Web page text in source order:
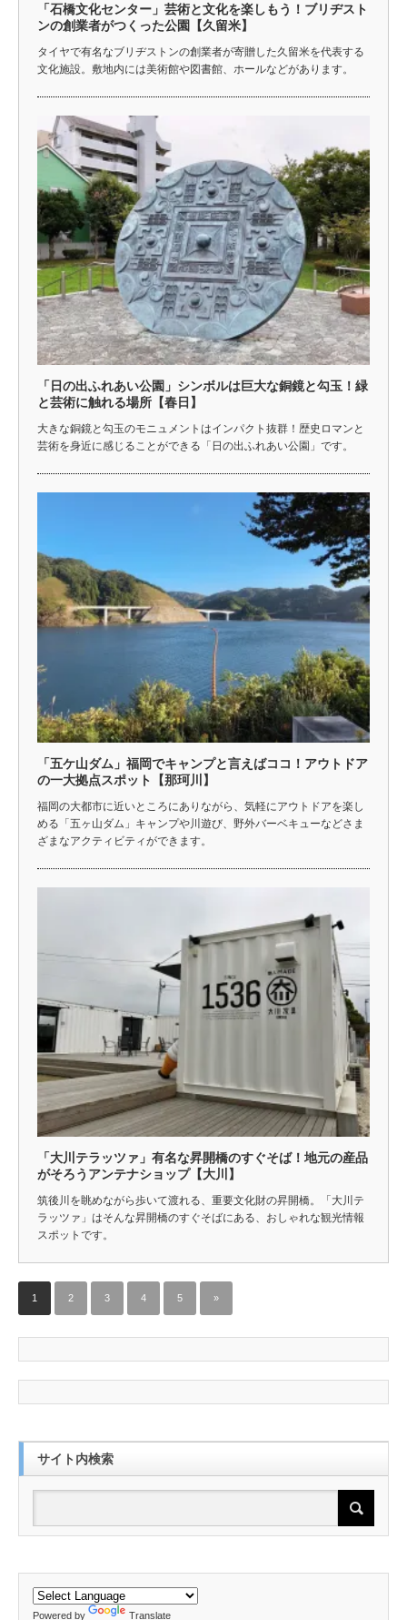
「石橋文化センター」芸術と文化を楽しもう！ブリヂスト
ンの創業者がつくった公園【久留米】
タイヤで有名なブリヂストンの創業者が寄贈した久留米を代表する
文化施設。敷地内には美術館や図書館、ホールなどがあります。
「日の出ふれあい公園」シンボルは巨大な銅鏡と勾玉！緑
と芸術に触れる場所【春日】
大きな銅鏡と勾玉のモニュメントはインパクト抜群！歴史ロマンと
芸術を身近に感じることができる「日の出ふれあい公園」です。
「五ケ山ダム」福岡でキャンプと言えばココ！アウトドア
の一大拠点スポット【那珂川】
福岡の大都市に近いところにありながら、気軽にアウトドアを楽し
める「五ヶ山ダム」キャンプや川遊び、野外バーベキューなどさま
ざまなアクティビティができます。
「大川テラッツァ」有名な昇開橋のすぐそば！地元の産品
がそろうアンテナショップ【大川】
筑後川を眺めながら歩いて渡れる、重要文化財の昇開橋。「大川テ
ラッツァ」はそんな昇開橋のすぐそばにある、おしゃれな観光情報
スポットです。
1 2 3 4 5 »
サイト内検索
Powered by Translate